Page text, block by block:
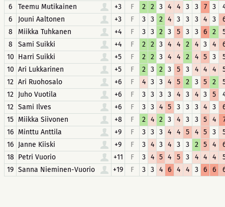
6
Teemu Mutikainen +3 F 2 2 3 4 4 3 3 7 3
6
Jouni Aaltonen +3 F 3 3 2 4 3 3 3 4 3
8
Miikka Tuhkanen +4 F 3 3 2 3 5 3 3 6 2
8
Sami Suikki +4 F 2 2 3 4 4 2 4 3 4
10 Harri Suikki +5 F 2 2 3 4 4 2 4 5 3
10 Ari Lukkarinen +5 F 2 3 2 3 5 3 4 4 4
12 Ari Ruohosalo +6 F 4 3 3 4 5 2 3 5 2
12 Juho Vuotila +6 F 3 3 3 3 4 3 4 3 5
12 Sami Ilves +6 F 3 3 4 5 3 3 3 4 3
15 Miikka Siivonen +8 F 2 4 2 3 4 3 3 5 4
16 Minttu Anttila +9 F 3 3 3 4 4 5 4 5 3
16 Janne Kiiski +9 F 3 4 3 4 3 3 2 5 4
18 Petri Vuorio +11 F 3 4 5 4 5 3 4 4 4
19 Sanna Nieminen-Vuorio +19 F 3 3 4 6 4 4 3 6 6